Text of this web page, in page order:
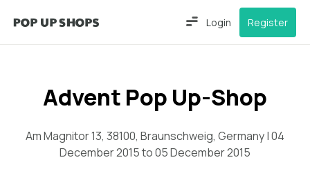
Login Register
Advent Pop Up-Shop
Am Magnitor 13, 38100, Braunschweig, Germany | 04
December 2015 to 05 December 2015